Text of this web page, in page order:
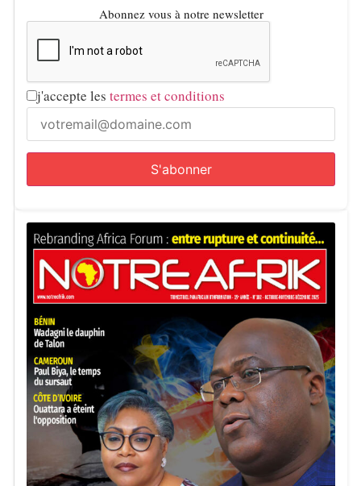
Abonnez vous à notre newsletter
j'accepte les termes et conditions